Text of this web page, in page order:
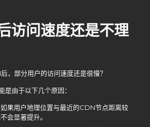
访问速度还是不理
，部分用户的访问速度还是很慢？
是由于以下几个原因：
如果用户地理位置与最近的CDN节点距离较
会显著提升。